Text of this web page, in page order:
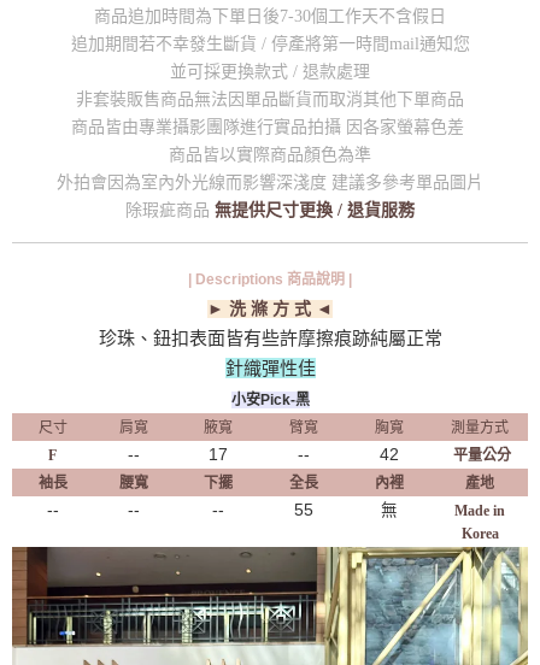
商品追加時間為下單日後7-30個工作天不含假日
追加期間若不幸發生斷貨 / 停產將第一時間mail通知您
並可採更換款式 / 退款處理
非套裝販售商品無法因單品斷貨而取消其他下單商品
商品皆由專業攝影團隊進行實品拍攝 因各家螢幕色差
商品皆以實際商品顏色為準
外拍會因為室內外光線而影響深淺度 建議多參考單品圖片
除瑕疵商品 無提供尺寸更換 / 退貨服務
| Descriptions 商品說明 |
► 洗 滌 方 式 ◄
珍珠、鈕扣表面皆有些許摩擦痕跡純屬正常
針織彈性佳
小安Pick-黑
尺寸
肩寬 腋寬 臂寬 胸寬
測量方式
F
-- 17 -- 42
平量公分
袖長
腰寬 下擺 全長 內裡 產地
-- -- -- 55 無
Made in
Korea